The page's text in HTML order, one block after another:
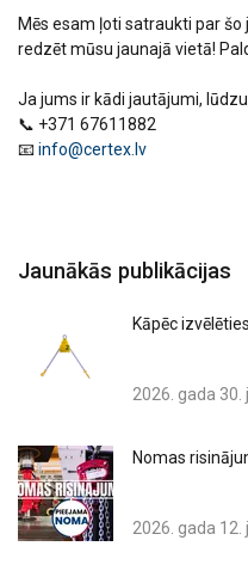
Mēs esam ļoti satraukti par
redzēt mūsu jaunajā vietā!
Ja jums ir kādi jautājumi,
📞 +371 67611882
📧info@certex.lv
Jaunākās publikācijas
Kāpēc
2026. gada 30.
Nomas
2026. gada 12.